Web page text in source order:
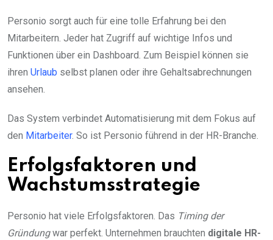
Personio sorgt auch für eine tolle Erfahrung bei den
Mitarbeitern. Jeder hat Zugriff auf wichtige Infos und
Funktionen über ein Dashboard. Zum Beispiel können sie
ihren Urlaub selbst planen oder ihre Gehaltsabrechnungen
ansehen.
Das System verbindet Automatisierung mit dem Fokus auf
den Mitarbeiter. So ist Personio führend in der HR-Branche.
Erfolgsfaktoren und
Wachstumsstrategie
Personio hat viele Erfolgsfaktoren. Das Timing der
Gründungwar perfekt. Unternehmen brauchten digitale HR-